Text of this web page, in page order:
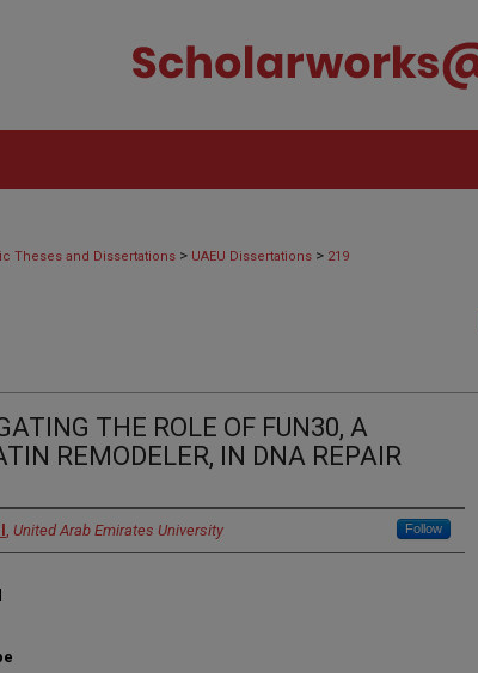
Theses and Dissertations > UAEU Dissertations > 219
THE ROLE OF FUN30, A
REMODELER, IN DNA REPAIR
, United Arab Emirates University Follow